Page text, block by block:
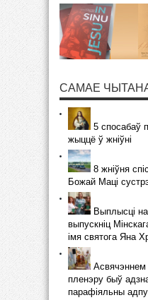
САМАЕ
5 спосабаў
жыццё ў жніўні
8 жніўня
Божай Маці
Выплысці
выпускніц
імя святога Яна
Асвячэннем
пленэру быў
парафіяльны